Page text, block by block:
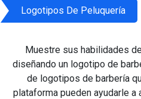
Logotipos De Peluquería
Muestre sus habilidades
diseñando un logotipo de
de logotipos de barbería
plataforma pueden ayudarle a